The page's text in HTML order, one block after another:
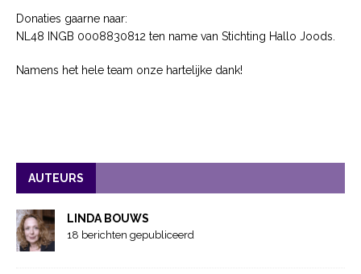
Donaties gaarne naar:
NL48 INGB 0008830812 ten name van Stichting Hallo Joods.
Namens het hele team onze hartelijke dank!
AUTEURS
LINDA BOUWS
18 berichten gepubliceerd